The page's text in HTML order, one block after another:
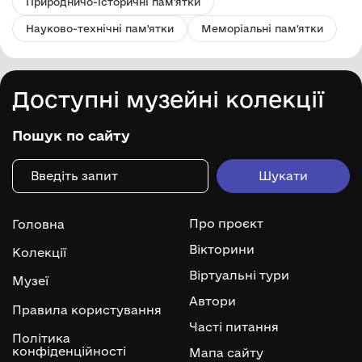
Науково-технічні пам'ятки Меморіальні пам'ятки
Доступні музейні колекції
Пошук по сайту
Головна
Колекції
Музеї
Правила користування
Політика
конфіденційності
Про проєкт
Вікторини
Віртуальні тури
Автори
Часті питання
Мапа сайту